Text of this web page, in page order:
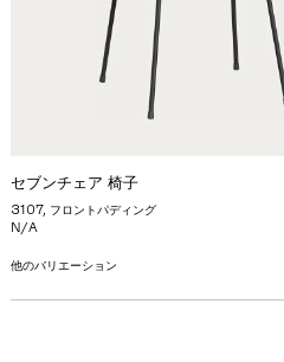
セブンチェア 椅子
3107, フロントパディング
N/A
他のバリエーション